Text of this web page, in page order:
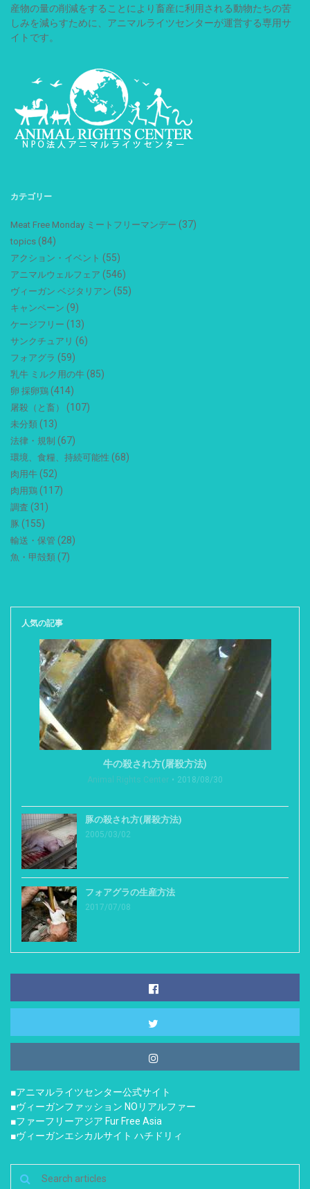
産物の量の削減をすることにより畜産に利用される動物たちの苦
しみを減らすために、アニマルライツセンターが運営する専用サ
イトです。
カテゴリー
Meat Free Monday ミートフリーマンデー (37)
topics (84)
アクション・イベント (55)
アニマルウェルフェア (546)
ヴィーガン ベジタリアン (55)
キャンペーン (9)
ケージフリー (13)
サンクチュアリ (6)
フォアグラ (59)
乳牛 ミルク用の牛 (85)
卵 採卵鶏 (414)
屠殺（と畜） (107)
未分類 (13)
法律・規制 (67)
環境、食糧、持続可能性 (68)
肉用牛 (52)
肉用鶏 (117)
調査 (31)
豚 (155)
輸送・保管 (28)
魚・甲殻類 (7)
人気の記事
牛の殺され方(屠殺方法)
Animal Rights Center 2018/08/30
豚の殺され方(屠殺方法)
2005/03/02
フォアグラの生産方法
2017/07/08
■アニマルライツセンター公式サイト
■ヴィーガンファッション NOリアルファー
■ファーフリーアジア Fur Free Asia
■ヴィーガンエシカルサイト ハチドリィ